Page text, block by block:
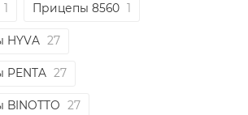
1 Прицепы 8560 1
HYVA 27
PENTA 27
27